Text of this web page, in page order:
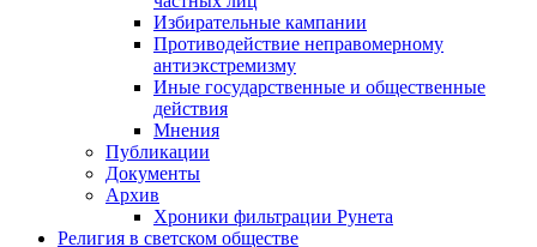
Избирательные кампании
Противодействие неправомерному
антиэкстремизму
Иные государственные и общественные
действия
Мнения
Публикации
Документы
Архив
Хроники фильтрации Рунета
Религия в светском обществе